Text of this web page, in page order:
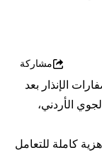
مشاركة
الإنذار بعد
الأردني،
كاملة للتعامل